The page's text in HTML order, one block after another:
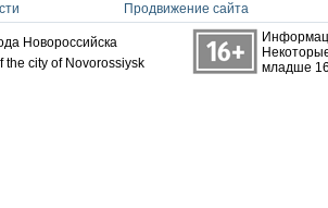
Продвижение сайта
Новороссийска
city of Novorossiysk
младше